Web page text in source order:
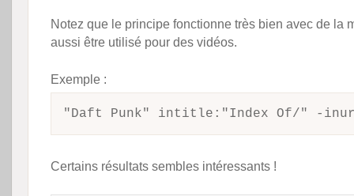
Notez que le principe fonctionne très bien avec de la
aussi être utilisé pour des vidéos.
Exemple :
"Daft Punk" intitle:"Index Of/" -
Certains résultats sembles intéressants !